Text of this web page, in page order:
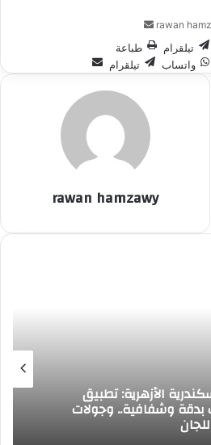
rawan
تيلقرام
طباعة
واتساب
تيلقرام
rawan hamzawy
الأزهرية: تطبيق
بدقة وشفافية.. وجولات